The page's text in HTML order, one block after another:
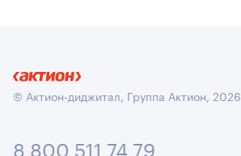
© Актион-диджитал, Группа Актион, 2026
8 800 511 74 79